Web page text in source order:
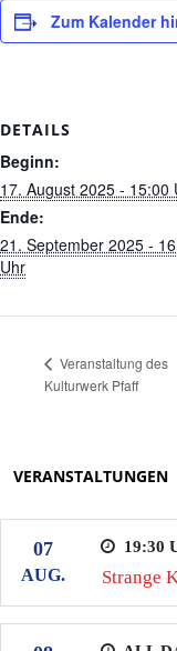
Zum Kalender
DETAILS
Beginn:
17. August 2025 - 15:00
Ende:
21. September 2025 -
Uhr
Veranstaltung des
Kulturwerk Pfaff
VERANSTALTUNGEN
07
AUG.
19:30
Strange